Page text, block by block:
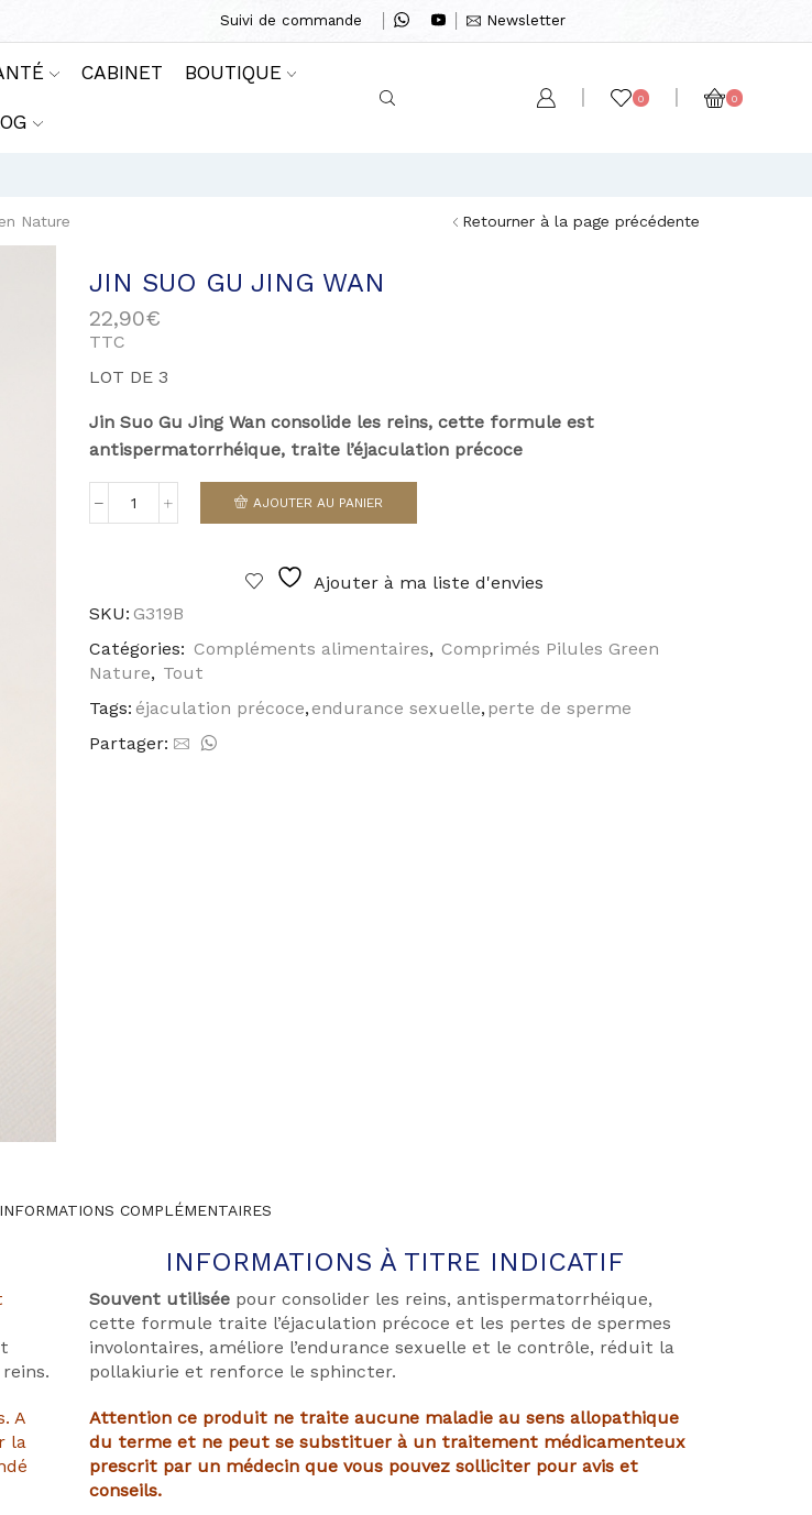
Suivi de commande Newsletter
CABINET BOUTIQUE
0 0
Nature Retourner à la page précédente
JIN SUO GU JING WAN
22,90€
TTC
LOT DE 3
Jin Suo Gu Jing Wan consolide les reins, cette formule est
antispermatorrhéique, traite l’éjaculation précoce
quantité
Jing
Wan
AJOUTER AU PANIER
Ajouter à ma liste d'envies
SKU: G319B
Catégories: Compléments alimentaires, Comprimés Pilules Green
Nature, Tout
Tags: éjaculation précoce,endurance sexuelle,perte de sperme
Partager:
INFORMATIONS COMPLÉMENTAIRES
A
la
INFORMATIONS À TITRE INDICATIF
Souvent utilisée pour consolider les reins, antispermatorrhéique,
cette formule traite l’éjaculation précoce et les pertes de spermes
involontaires, améliore l’endurance sexuelle et le contrôle, réduit la
pollakiurie et renforce le sphincter.
Attention ce produit ne traite aucune maladie au sens allopathique
du terme et ne peut se substituer à un traitement médicamenteux
prescrit par un médecin que vous pouvez solliciter pour avis et
conseils.